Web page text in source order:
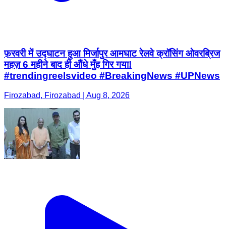
फ़रवरी में उद्घाटन हुआ मिर्जापुर आमघाट रेलवे क्रॉसिंग ओवरब्रिज
महज़ 6 महीने बाद ही औंधे मुँह गिर गया!
#trendingreelsvideo #BreakingNews #UPNews
Firozabad, Firozabad | Aug 8, 2026